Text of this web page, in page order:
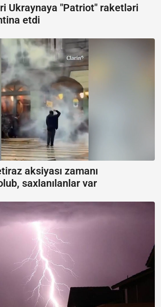
Ukraynaya "Patriot" raketləri
etdi
aksiyası zamanı
saxlanılanlar var